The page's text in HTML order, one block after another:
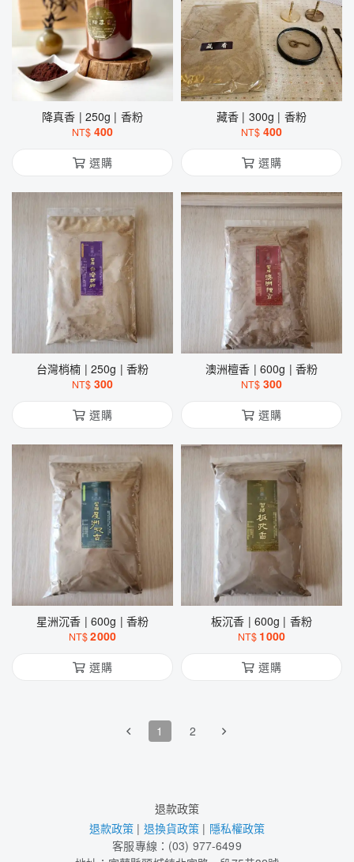
降真香 | 250g | 香粉
NT$ 400
選購
藏香 | 300g | 香粉
NT$ 400
選購
台灣梢楠 | 250g | 香粉
NT$ 300
選購
澳洲檀香 | 600g | 香粉
NT$ 300
選購
星洲沉香 | 600g | 香粉
NT$2000
選購
板沉香 | 600g | 香粉
NT$ 1000
選購
1 2
退款政策
退款政策 | 退換貨政策 | 隱私權政策
客服專線：(03) 977-6499